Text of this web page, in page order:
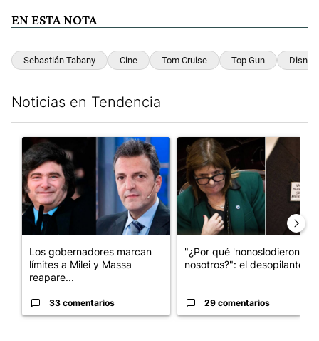
EN ESTA NOTA
Sebastián Tabany Cine Tom Cruise Top Gun
Noticias en Tendencia
Un artículo de tendencia con el título "Los gobernadores
Los gobernadores marcan
límites a Milei y Massa
reapare...
33 comentarios
Un artículo de tendencia con
"¿Por qué 'nonoslodieron' a
nosotros?": el desopilante ...
29 comentarios